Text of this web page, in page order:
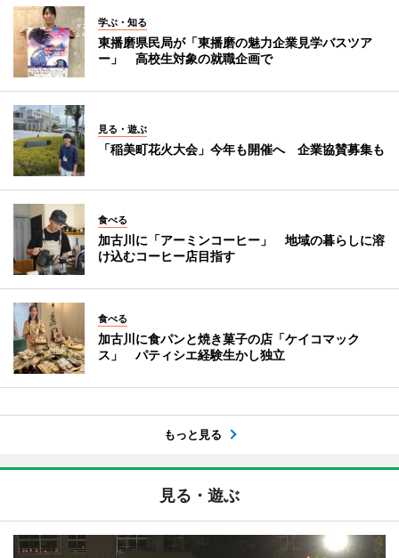
学ぶ・知る
東播磨県民局が「東播磨の魅力企業見学バスツア
ー」 高校生対象の就職企画で
見る・遊ぶ
「稲美町花火大会」今年も開催へ 企業協賛募集も
食べる
加古川に「アーミンコーヒー」 地域の暮らしに溶
け込むコーヒー店目指す
食べる
加古川に食パンと焼き菓子の店「ケイコマック
ス」 パティシエ経験生かし独立
もっと見る
見る・遊ぶ